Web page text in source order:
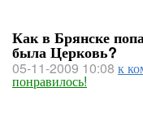
Как в Брянске
была Церковь?
05-11-2009 10:08 к
понравилось!